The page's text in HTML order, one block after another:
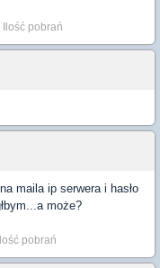
Ilość pobrań
maila ip serwera i hasło
może?
pobrań